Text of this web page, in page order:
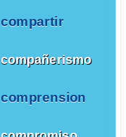
compartir
compañerismo
comprension